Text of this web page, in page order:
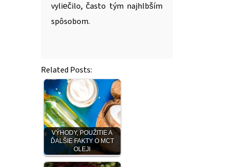
vyliečilo, často tým najhlbším
spôsobom.
Related Posts:
VÝHODY, POUŽITIE A
ĎALŠIE FAKTY O MCT
OLEJI